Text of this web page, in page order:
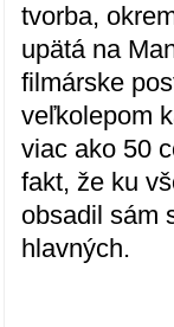
tvorba,
upätá na
filmárske
veľkolepom
viac ako 50
fakt, že ku
obsadil sám
hlavných.